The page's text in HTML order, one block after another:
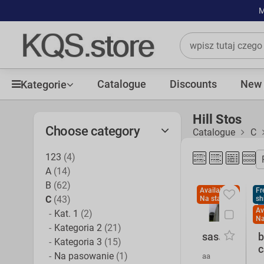
Kategorie Catalogue Discounts
Choose category
123 (4)
A (14)
B (62)
C (43)
Kat. 1 (2)
Kategoria 2 (21)
Kategoria 3 (15)
Na pasowanie (1)
Hill Stos
Catalogue C
Availability:
Na stanie
sasads
aa